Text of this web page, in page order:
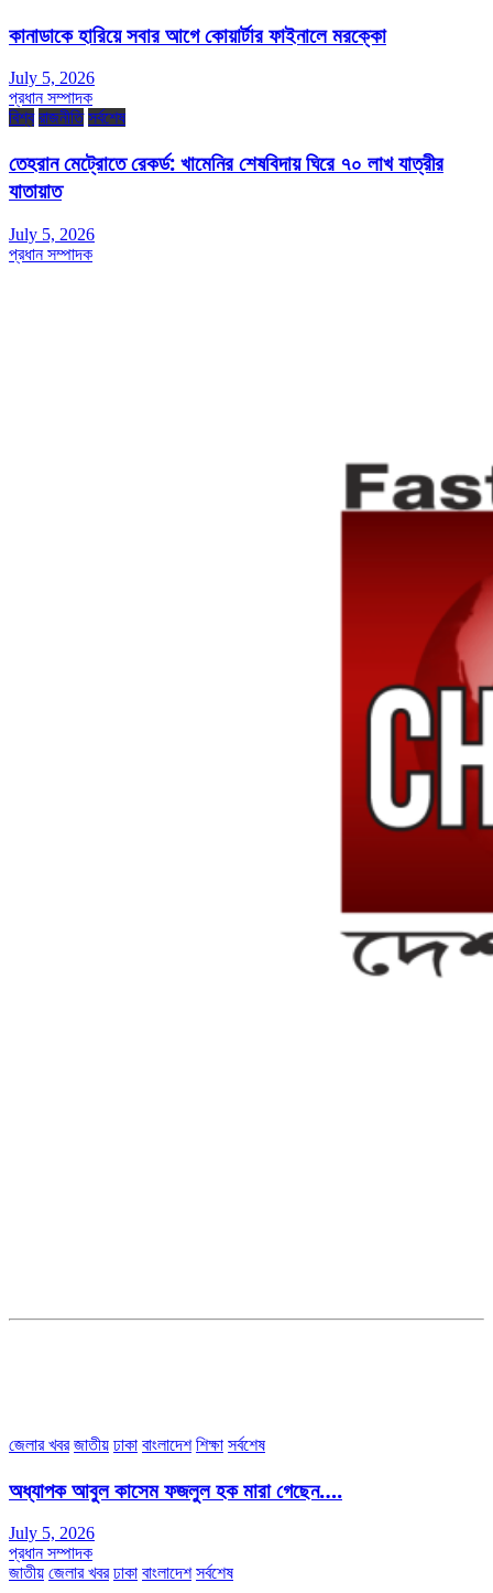
কানাডাকে হারিয়ে সবার আগে কোয়ার্টার ফাইনালে মরক্কো
July 5, 2026
প্রধান সম্পাদক
বিশ্ব রাজনীতি সর্বশেষ
তেহরান মেট্রোতে রেকর্ড: খামেনির শেষবিদায় ঘিরে ৭০ লাখ যাত্রীর
যাতায়াত
July 5, 2026
প্রধান সম্পাদক
জেলার খবর জাতীয় ঢাকা বাংলাদেশ শিক্ষা সর্বশেষ
অধ্যাপক আবুল কাসেম ফজলুল হক মারা গেছেন….
July 5, 2026
প্রধান সম্পাদক
জাতীয় জেলার খবর ঢাকা বাংলাদেশ সর্বশেষ